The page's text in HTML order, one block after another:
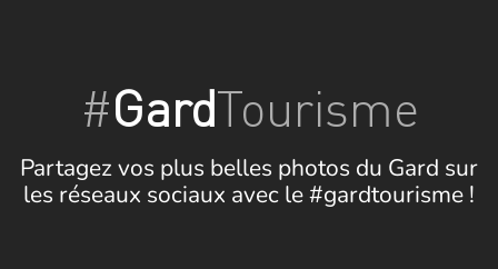
#GardTourisme
Partagez vos plus belles photos du Gard sur
les réseaux sociaux avec le #gardtourisme !